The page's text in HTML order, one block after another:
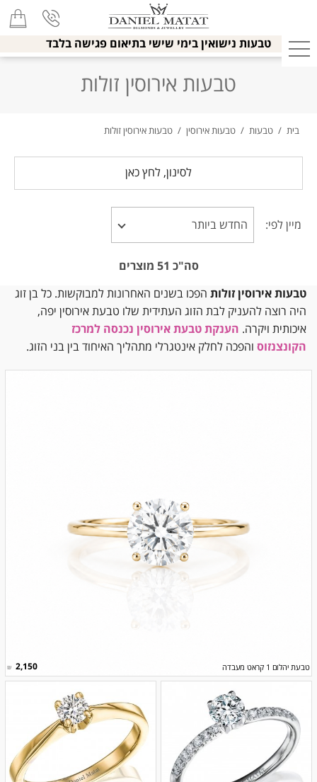
טבעות נישואין בימי שישי בתיאום פגישה בלבד
טבעות אירוסין זולות
בית / טבעות / טבעות אירוסין / טבעות אירוסין זולות
לסינון, לחץ כאן
מיין לפי:
סה"כ 51 מוצרים
טבעות אירוסין זולות הפכו בשנים האחרונות למבוקשות. כל בן זוג
היה רוצה להעניק לבת הזוג העתידית שלו טבעת אירוסין יפה,
איכותית ויקרה. הענקת טבעת אירוסין נכנסה למרכז
הקונצנזוס והפכה לחלק אינטגרלי מתהליך האיחוד בין בני הזוג.
טבעת יהלום 1 קראט מעבדה 2,150
₪